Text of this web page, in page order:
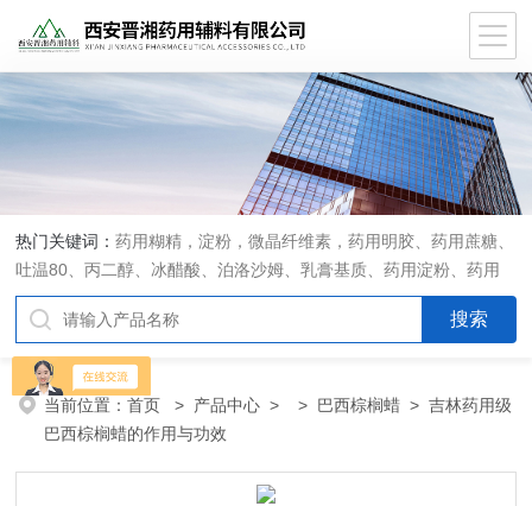
热门关键词：药用糊精，淀粉，微晶纤维素，药用明胶、药用蔗糖、
吐温80、丙二醇、冰醋酸、泊洛沙姆、乳膏基质、药用淀粉、药用
糊精、硬脂酸镁、聚丙烯酸树脂系列、羧甲基淀粉钠、羧甲基纤维素
钠、可溶性淀粉、甘露醇、羟丙纤维素、羟丙基甲基纤维素、乳糖、
交联聚维酮、交联羧甲基纤维素钠、聚乙二醇（PEG）系列、二氧化
硅、聚乙烯吡咯烷酮、十八醇、十六醇、预交化淀粉、微晶纤维素、
甲基纤维素、乙基纤维素，三氯蔗糖，麝香草酚，药用蜂蜜，
当前位置：首页 > 产品中心 > > 巴西棕榈蜡 > 吉林药用级
巴西棕榈蜡的作用与功效